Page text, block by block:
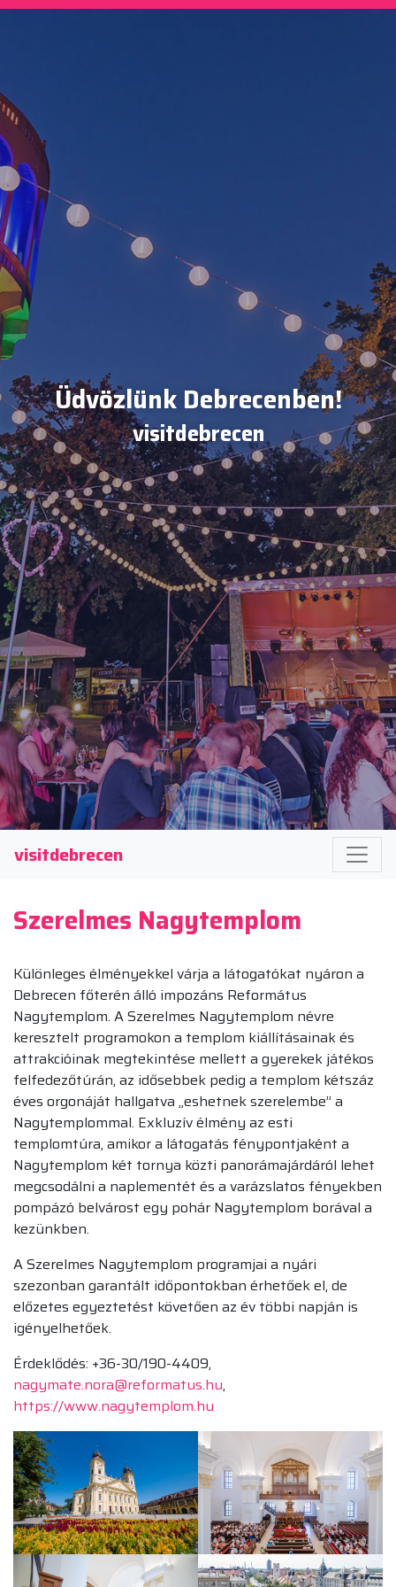
Üdvözlünk Debrecenben!
visitdebrecen
visitdebrecen
Szerelmes Nagytemplom
Különleges élményekkel várja a látogatókat nyáron a
Debrecen főterén álló impozáns Református
Nagytemplom. A Szerelmes Nagytemplom névre
keresztelt programokon a templom kiállításainak és
attrakcióinak megtekintése mellett a gyerekek játékos
felfedezőtúrán, az idősebbek pedig a templom kétszáz
éves orgonáját hallgatva „eshetnek szerelembe” a
Nagytemplommal. Exkluzív élmény az esti
templomtúra, amikor a látogatás fénypontjaként a
Nagytemplom két tornya közti panorámajárdáról lehet
megcsodálni a naplementét és a varázslatos fényekben
pompázó belvárost egy pohár Nagytemplom borával a
kezünkben.
A Szerelmes Nagytemplom programjai a nyári
szezonban garantált időpontokban érhetőek el, de
előzetes egyeztetést követően az év többi napján is
igényelhetőek.
Érdeklődés: +36-30/190-4409,
nagymate.nora@reformatus.hu,
https://www.nagytemplom.hu